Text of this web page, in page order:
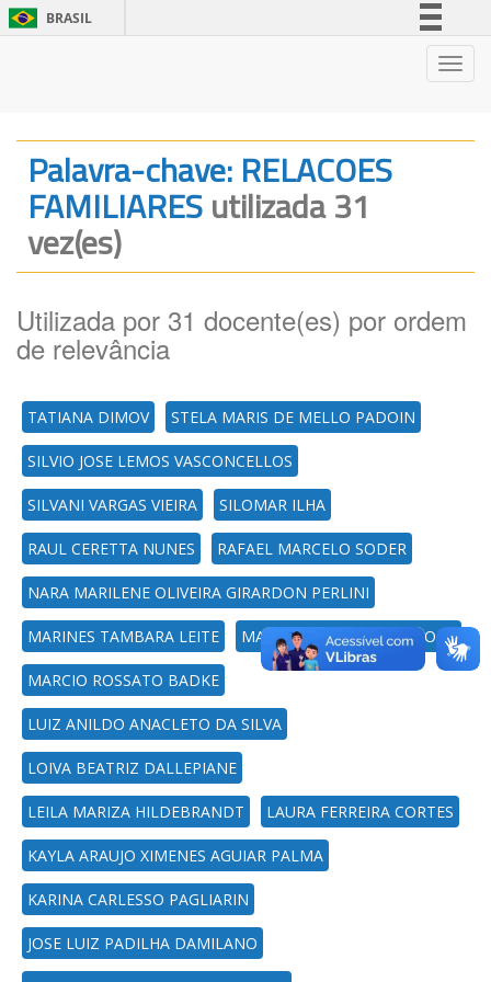
BRASIL
Legislação
Canais
Palavra-chave: RELACOES
FAMILIARESutilizada 31
vez(es)
Utilizada por 31 docente(es) por ordem
de relevância
TATIANA DIMOV STELA MARIS DE MELLO PADOIN
SILVIO JOSE LEMOS VASCONCELLOS
SILVANI VARGAS VIEIRA SILOMAR ILHA
RAUL CERETTA NUNES RAFAEL MARCELO SODER
NARA MARILENE OLIVEIRA GIRARDON PERLINI
MARINES TAMBARA LEITE MARIA ESTER TOALDO BOPP
MARCIO ROSSATO BADKE
LUIZ ANILDO ANACLETO DA SILVA
LOIVA BEATRIZ DALLEPIANE
LEILA MARIZA HILDEBRANDT LAURA FERREIRA CORTES
KAYLA ARAUJO XIMENES AGUIAR PALMA
KARINA CARLESSO PAGLIARIN
JOSE LUIZ PADILHA DAMILANO